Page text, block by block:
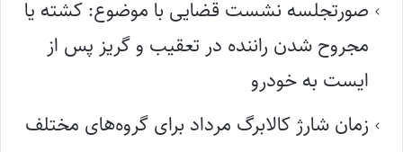
صورتجلسه نشست قضایی با موضوع: کشته یا
مجروح شدن راننده در تعقیب و گریز پس از
ایست به خودرو
زمان شارژ کالابرگ مرداد برای گروه‌های مختلف